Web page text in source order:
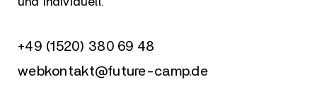
+49 (1520) 380 69 48
webkontakt@future-camp.de